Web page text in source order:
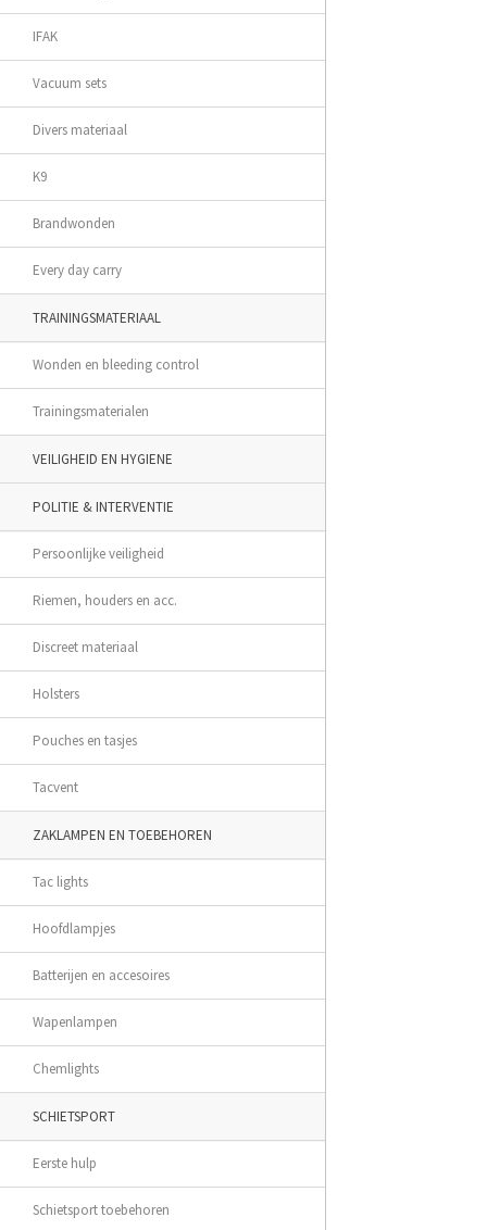
IFAK
Vacuum sets
Divers materiaal
K9
Brandwonden
Every day carry
TRAININGSMATERIAAL
Wonden en bleeding control
Trainingsmaterialen
VEILIGHEID EN HYGIENE
POLITIE & INTERVENTIE
Persoonlijke veiligheid
Riemen, houders en acc.
Discreet materiaal
Holsters
Pouches en tasjes
Tacvent
ZAKLAMPEN EN TOEBEHOREN
Tac lights
Hoofdlampjes
Batterijen en accesoires
Wapenlampen
Chemlights
SCHIETSPORT
Eerste hulp
Schietsport toebehoren